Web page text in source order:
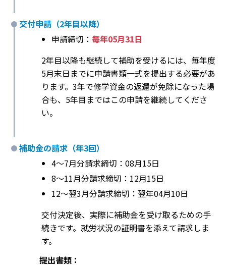
交付申請（2年目以降）
申請締切： 毎年05月31日
2年目以降も継続して補助を受けるには、毎年度
5月末日までに申請書類一式を提出する必要があ
ります。3年で修学資金の返還が免除になった場
合も、5年目まではこの申請を継続してくださ
い。
補助金の請求（年3回）
4〜7月分請求締切：08月15日
8〜11月分請求締切：12月15日
12〜翌3月分請求締切：翌年04月10日
交付決定後、実際に補助金を受け取るための手
続きです。就労状況の証明書を添えて請求しま
す。
提出書類：